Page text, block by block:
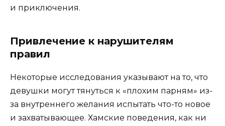
и приключения.
Привлечение к нарушителям
правил
Некоторые исследования указывают на то, что
девушки могут тянуться к «плохим парням» из-
за внутреннего желания испытать что-то новое
и захватывающее. Хамские поведения, как ни